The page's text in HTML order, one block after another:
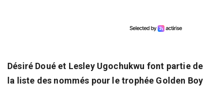
Désiré Doué et Lesley Ugochukwu font partie de
la liste des nommés pour le trophée Golden Boy